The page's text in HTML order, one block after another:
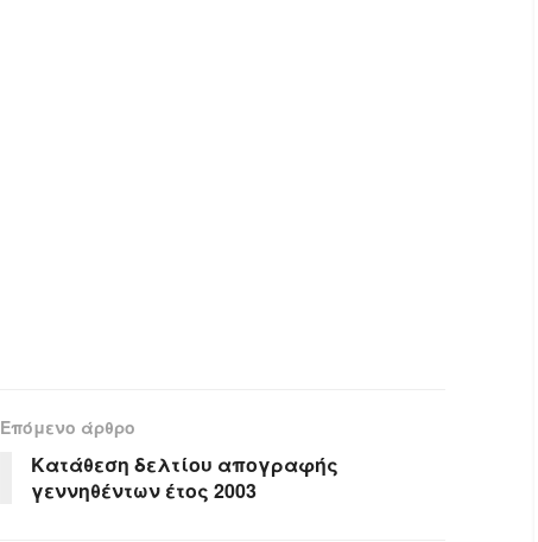
Επόμενο άρθρο
Κατάθεση δελτίου απογραφής
γεννηθέντων έτος 2003